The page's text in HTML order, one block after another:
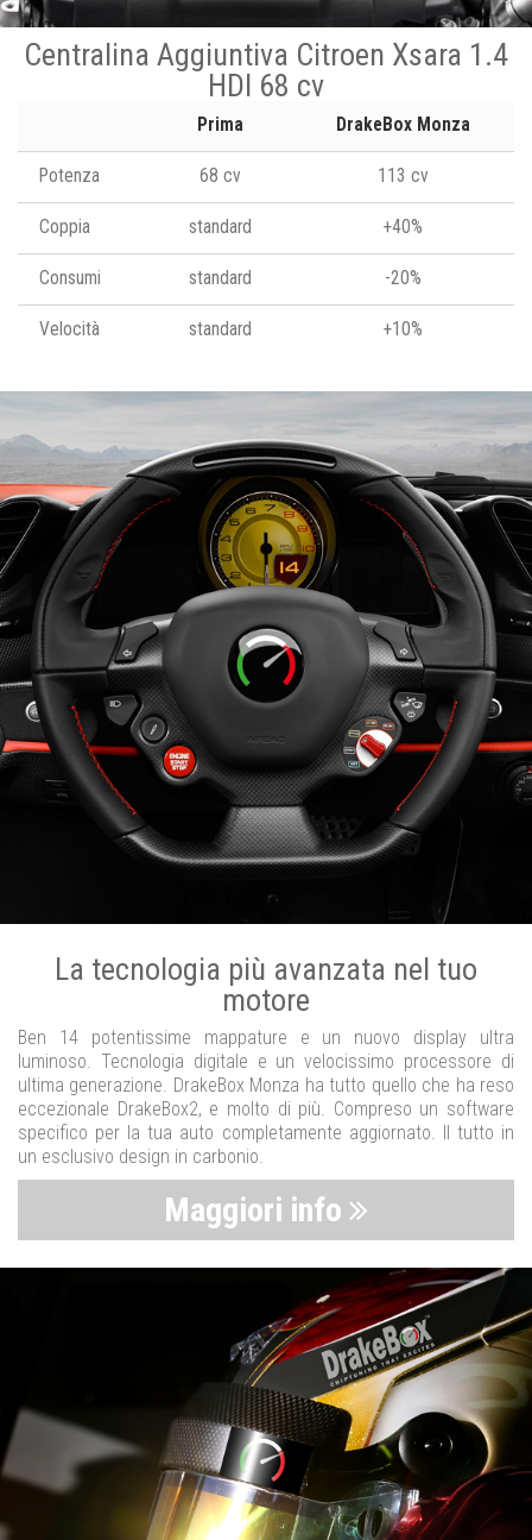
Centralina Aggiuntiva Citroen Xsara 1.4
HDI 68 cv
Prima DrakeBox Monza
Potenza 68 cv 113 cv
Coppia standard +40%
Consumi standard -20%
Velocità standard +10%
La tecnologia più avanzata nel tuo
motore
Ben 14 potentissime mappature e un nuovo display ultra
luminoso. Tecnologia digitale e un velocissimo processore di
ultima generazione. DrakeBox Monza ha tutto quello che ha reso
eccezionale DrakeBox2, e molto di più. Compreso un software
specifico per la tua auto completamente aggiornato. Il tutto in
un esclusivo design in carbonio.
Maggiori info